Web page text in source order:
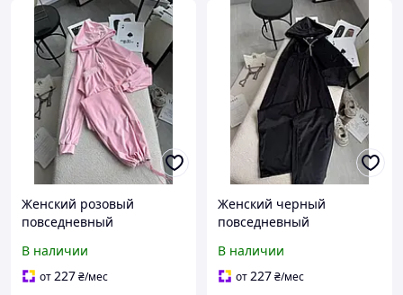
Женский розовый
повседневный
спортивный костюм 2-ка:
Штаны и Кофта с
В наличии
от227₴/мес
Женский черный
повседневный
спортивный костюм 2-ка:
Штаны и Кофта с
В наличии
от227₴/мес